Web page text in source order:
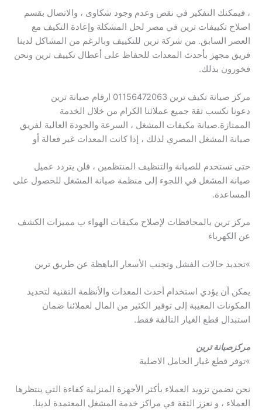
، فيمكنك التفكير في نقص وعدم وجود شكاوى ، والاتصال بقسم
اصلاح تكييفات ترين في مصر لحل المشكلة وإعادة التكيف مع
العصر السابق. من شركة ترين للتكييف وبالرغم من المشاكل لدينا
فريق مجهز بأحدث المعدات للحفاظ على أعطال تكييف ترين ونحن
فخورون بذلك.
مركز صيانة تكيف ترين 01156472063 ارقام صيانة ترين
دعونا نكسب ثقة جميع عملائنا الكرام من خلال الخدمة
الممتازة.صيانة مكيفات المشغل ، السرعة والجودة العالية لفريق
صيانة المشغل المصري لذلك ، إذا كانت المعدات غير فعالة أو
حتى تستخدم للصيانة والتنظيف المنتظمين ، فلن يتردد عميل
صيانة المشغل في اللجوء إلى منظمة صيانة المشغل للحصول على
المساعدة.
مركز ترين بالمحافظات لإصلاح مكيفات الهواء ب مميزات الكشف
عن الكهرباء
»تحديد حالات الفشل وتجنب الأسعار الباهظة عن طريق ترين
يمكن أن يؤدي استخدام أحدث المعدات والأنظمة التقنية لتحديد
المكونات المعيبة إلى توفير الكثير من المال لعملائنا ضمان
استبدال قطع الغيار التالفة فقط.
مركزصيانة ترين
»توفر قطع غيار الحامل الاصلية
نحن نضمن تزويد العملاء بأكثر الأجهزة المنزلية كفاءة التي ينتظرها
العملاء ، و نعزز الثقة في مراكز خدمة المشغل المعتمدة لدينا.